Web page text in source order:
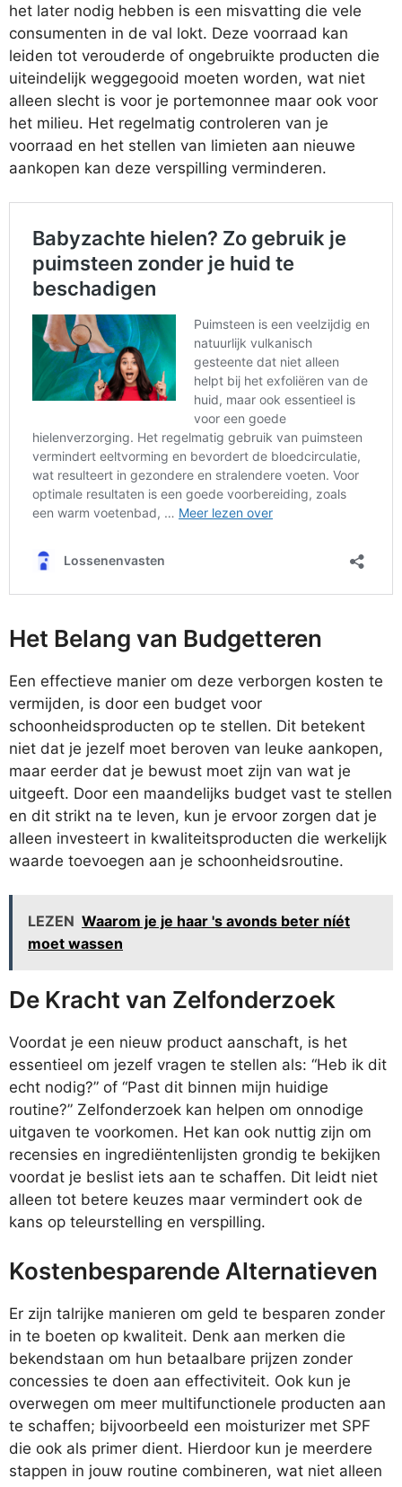
het later nodig hebben is een misvatting die vele
consumenten in de val lokt. Deze voorraad kan
leiden tot verouderde of ongebruikte producten die
uiteindelijk weggegooid moeten worden, wat niet
alleen slecht is voor je portemonnee maar ook voor
het milieu. Het regelmatig controleren van je
voorraad en het stellen van limieten aan nieuwe
aankopen kan deze verspilling verminderen.
Het Belang van Budgetteren
Een effectieve manier om deze verborgen kosten te
vermijden, is door een budget voor
schoonheidsproducten op te stellen. Dit betekent
niet dat je jezelf moet beroven van leuke aankopen,
maar eerder dat je bewust moet zijn van wat je
uitgeeft. Door een maandelijks budget vast te stellen
en dit strikt na te leven, kun je ervoor zorgen dat je
alleen investeert in kwaliteitsproducten die werkelijk
waarde toevoegen aan je schoonheidsroutine.
LEZEN Waarom je je haar 's avonds beter níét
moet wassen
De Kracht van Zelfonderzoek
Voordat je een nieuw product aanschaft, is het
essentieel om jezelf vragen te stellen als: “Heb ik dit
echt nodig?” of “Past dit binnen mijn huidige
routine?” Zelfonderzoek kan helpen om onnodige
uitgaven te voorkomen. Het kan ook nuttig zijn om
recensies en ingrediëntenlijsten grondig te bekijken
voordat je beslist iets aan te schaffen. Dit leidt niet
alleen tot betere keuzes maar vermindert ook de
kans op teleurstelling en verspilling.
Kostenbesparende Alternatieven
Er zijn talrijke manieren om geld te besparen zonder
in te boeten op kwaliteit. Denk aan merken die
bekendstaan om hun betaalbare prijzen zonder
concessies te doen aan effectiviteit. Ook kun je
overwegen om meer multifunctionele producten aan
te schaffen; bijvoorbeeld een moisturizer met SPF
die ook als primer dient. Hierdoor kun je meerdere
stappen in jouw routine combineren, wat niet alleen